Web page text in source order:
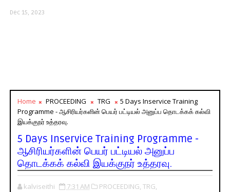
Dec 15, 2023
Home PROCEEDING TRG
5 Days Inservice Training
Programme - ஆசிரியர்களின் பெயர் பட்டியல் அனுப்ப தொடக்கக் கல்வி
இயக்குநர் உத்தரவு.
5 Days Inservice Training Programme -
ஆசிரியர்களின் பெயர் பட்டியல் அனுப்ப
தொடக்கக் கல்வி இயக்குநர் உத்தரவு.
kalviseithi 7:31 AM PROCEEDING, TRG,